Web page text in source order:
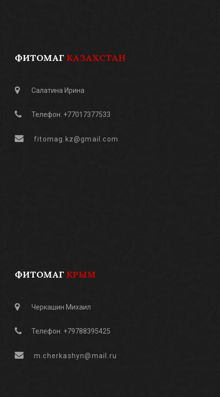
ФИТОМАГ КАЗАХСТАН
Салатина Ирина
Телефон: +77017377533
fitomag.kz@gmail.com
ФИТОМАГ КРЫМ
Черкашин Михаил
Телефон: +79788395425
m.cherkashyn@mail.ru